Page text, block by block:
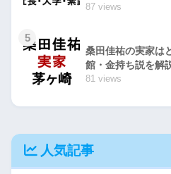
87 views
5
桑田佳祐の実家は
館・金持ち説を解
81 views
人気記事